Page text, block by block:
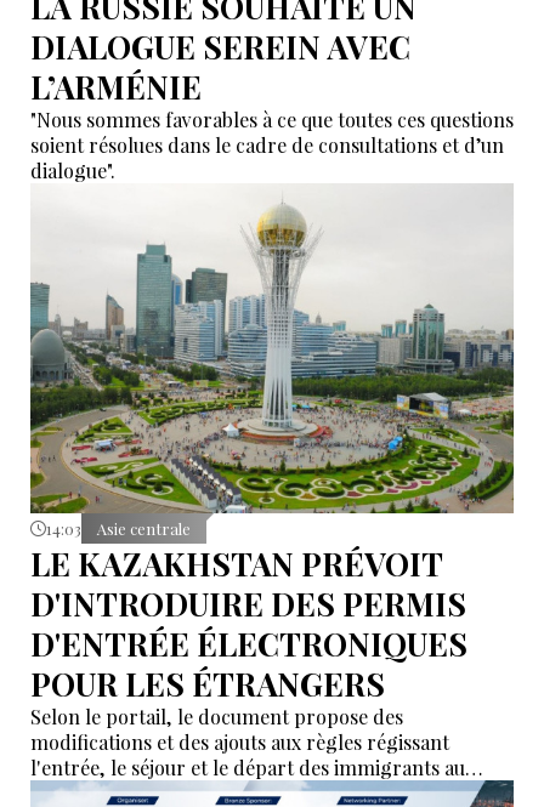
DIALOGUE SEREIN AVEC
L’ARMÉNIE
"Nous sommes favorables à ce que toutes ces questions
soient résolues dans le cadre de consultations et d’un
dialogue".
14:03 Asie centrale
LE KAZAKHSTAN PRÉVOIT
D'INTRODUIRE DES PERMIS
D'ENTRÉE ÉLECTRONIQUES
POUR LES ÉTRANGERS
Selon le portail, le document propose des
modifications et des ajouts aux règles régissant
l'entrée, le séjour et le départ des immigrants au
Kazakhstan.